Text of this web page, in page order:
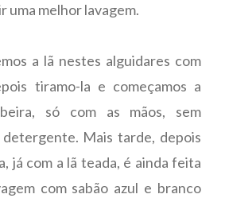
uma melhor lavagem.
a lã nestes alguidares com
tiramo-la e começamos a
só com as mãos, sem
Mais tarde, depois
já com a lã teada, é ainda feita
com sabão azul e branco